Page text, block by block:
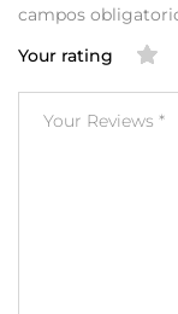
campos
Your rating